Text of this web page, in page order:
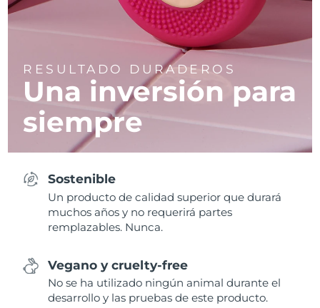
RESULTADO DURADEROS
Una inversión para
siempre
Sostenible
Un producto de calidad superior que durará
muchos años y no requerirá partes
remplazables. Nunca.
Vegano y cruelty-free
No se ha utilizado ningún animal durante el
desarrollo y las pruebas de este producto.